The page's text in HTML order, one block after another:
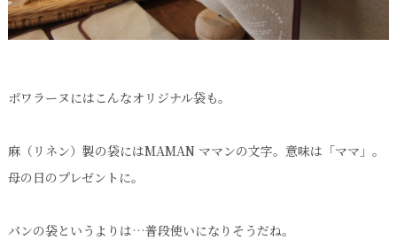
ポワラーヌにはこんなオリジナル袋も。
麻（リネン）製の袋にはMAMAN ママンの文字。意味は「ママ」。
母の日のプレゼントに。
パンの袋というよりは…普段使いになりそうだね。